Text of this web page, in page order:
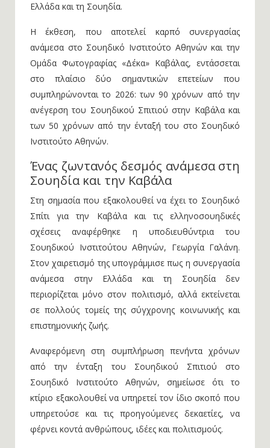
Ελλάδα και τη Σουηδία.
Η έκθεση, που αποτελεί καρπό συνεργασίας
ανάμεσα στο Σουηδικό Ινστιτούτο Αθηνών και την
Ομάδα Φωτογραφίας «Δέκα» Καβάλας, εντάσσεται
στο πλαίσιο δύο σημαντικών επετείων που
συμπληρώνονται το 2026: των 90 χρόνων από την
ανέγερση του Σουηδικού Σπιτιού στην Καβάλα και
των 50 χρόνων από την ένταξή του στο Σουηδικό
Ινστιτούτο Αθηνών.
Ένας ζωντανός δεσμός ανάμεσα στη
Σουηδία και την Καβάλα
Στη σημασία που εξακολουθεί να έχει το Σουηδικό
Σπίτι για την Καβάλα και τις ελληνοσουηδικές
σχέσεις αναφέρθηκε η υποδιευθύντρια του
Σουηδικού Ινστιτούτου Αθηνών, Γεωργία Γαλάνη.
Στον χαιρετισμό της υπογράμμισε πως η συνεργασία
ανάμεσα στην Ελλάδα και τη Σουηδία δεν
περιορίζεται μόνο στον πολιτισμό, αλλά εκτείνεται
σε πολλούς τομείς της σύγχρονης κοινωνικής και
επιστημονικής ζωής.
Αναφερόμενη στη συμπλήρωση πενήντα χρόνων
από την ένταξη του Σουηδικού Σπιτιού στο
Σουηδικό Ινστιτούτο Αθηνών, σημείωσε ότι το
κτίριο εξακολουθεί να υπηρετεί τον ίδιο σκοπό που
υπηρετούσε και τις προηγούμενες δεκαετίες, να
φέρνει κοντά ανθρώπους, ιδέες και πολιτισμούς.